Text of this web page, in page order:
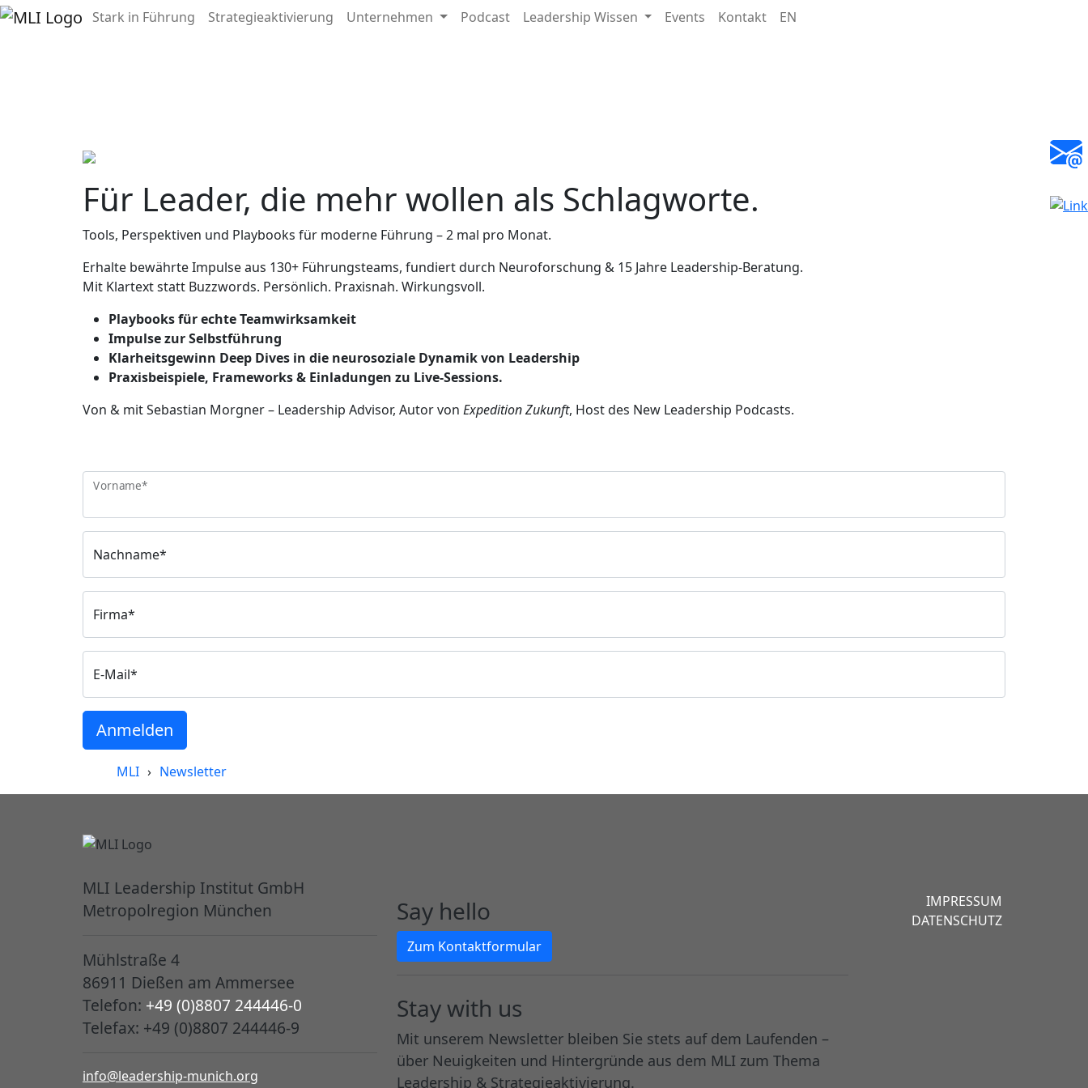
Stark in Führung Strategieaktivierung Unternehmen Podcast Leadership Wissen Events Kontakt EN
Für Leader, die mehr wollen als Schlagworte.
Tools, Perspektiven und Playbooks für moderne Führung – 2 mal pro Monat.
Erhalte bewährte Impulse aus 130+ Führungsteams, fundiert durch Neuroforschung & 15 Jahre Leadership-Beratung.
Mit Klartext statt Buzzwords. Persönlich. Praxisnah. Wirkungsvoll.
Playbooks für echte Teamwirksamkeit
Impulse zur Selbstführung
Klarheitsgewinn Deep Dives in die neurosoziale Dynamik von Leadership
Praxisbeispiele, Frameworks & Einladungen zu Live-Sessions.
Von & mit Sebastian Morgner – Leadership Advisor, Autor von Expedition Zukunft, Host des New Leadership Podcasts.
Vorname*
Nachname*
Firma*
E-Mail*
Anmelden
MLI › Newsletter
MLI Leadership Institut GmbH
Metropolregion München
Mühlstraße 4
86911 Dießen am Ammersee
Telefon: +49 (0)8807 244446-0
Telefax: +49 (0)8807 244446-9
info@leadership-munich.org
Say hello
Zum Kontaktformular
Stay with us
Mit unserem Newsletter bleiben Sie stets auf dem Laufenden –
über Neuigkeiten und Hintergründe aus dem MLI zum Thema
Leadership & Strategieaktivierung.
IMPRESSUM
DATENSCHUTZ